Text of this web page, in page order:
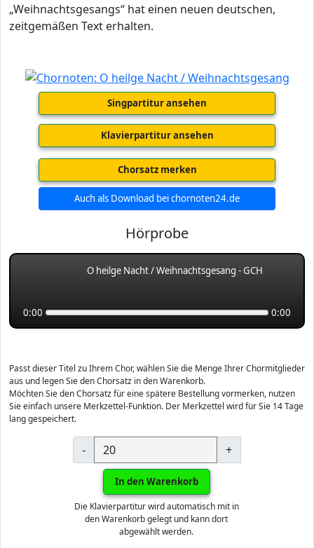
„Weihnachtsgesangs“ hat einen neuen deutschen,
zeitgemäßen Text erhalten.
Singpartitur ansehen
Klavierpartitur ansehen
Chorsatz merken
Auch als Download bei chornoten24.de
Hörprobe
O heilge Nacht / Weihnachtsgesang - GCH
0:00 0:00
Passt dieser Titel zu Ihrem Chor, wählen Sie die Menge Ihrer Chormitglieder
aus und legen Sie den Chorsatz in den Warenkorb.
Möchten Sie den Chorsatz für eine spätere Bestellung vormerken, nutzen
Sie einfach unsere Merkzettel-Funktion. Der Merkzettel wird für Sie 14 Tage
lang gespeichert.
- +
In den Warenkorb
Die Klavierpartitur wird automatisch mit in
den Warenkorb gelegt und kann dort
abgewählt werden.